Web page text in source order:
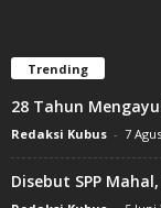
Trending
28 Tahun
Redaksi Kubus - 7
Disebut SPP